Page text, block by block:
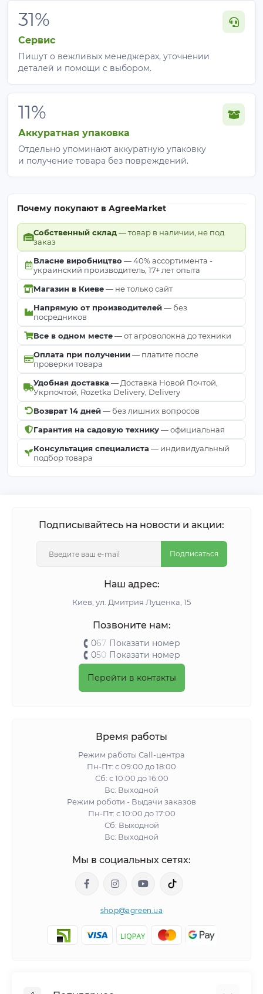
31%
Сервис
Пишут о вежливых менеджерах, уточнении
деталей и помощи с выбором.
11%
Аккуратная упаковка
Отдельно упоминают аккуратную упаковку
и получение товара без повреждений.
Почему покупают в AgreeMarket
Собственный склад— товар в наличии, не под
заказ
Власне виробництво — 40% ассортимента -
украинский производитель, 17+ лет опыта
Магазин в Киеве— не только сайт
Напрямую от производителей— без
посредников
Все в одном месте— от агроволокна до техники
Оплата при получении— платите после
проверки товара
Удобная доставка — Доставка Новой Почтой,
Укрпочтой, Rozetka Delivery, Delivery
Возврат 14 дней— без лишних вопросов
Гарантия на садовую технику— официальная
Консультация специалиста — индивидуальный
подбор товара
Подписывайтесь на новости и акции:
Подписаться
Наш адрес:
Киeв, ул. Дмитрия Луценка, 15
Позвоните нам:
067 Показати номер
050 Показати номер
Перейти в контакты
Время работы
Режим работы Call-центра
Пн-Пт: с 09:00 до 18:00
Сб: с 10:00 до 16:00
Вс: Выходной
Режим роботи - Выдачи заказов
Пн-Пт: с 10:00 до 17:00
Сб: Выходной
Вс: Выходной
Мы в социальных сетях:
shop@agreen.ua